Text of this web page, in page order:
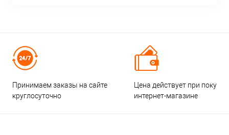
Принимаем заказы на сайте
круглосуточно
Цена действует при
интернет-магазине